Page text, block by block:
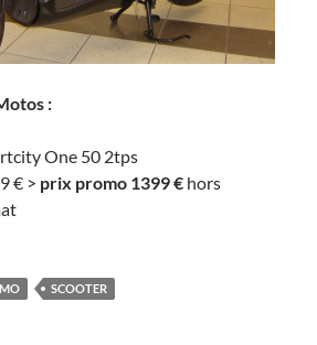
:
One 50 2tps
€ > prix promo 1399 € hors
SCOOTER